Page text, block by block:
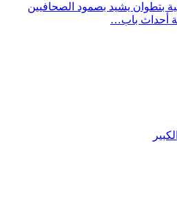
بتطوان يشيد بصمود الصحافيين
أحداث باب…